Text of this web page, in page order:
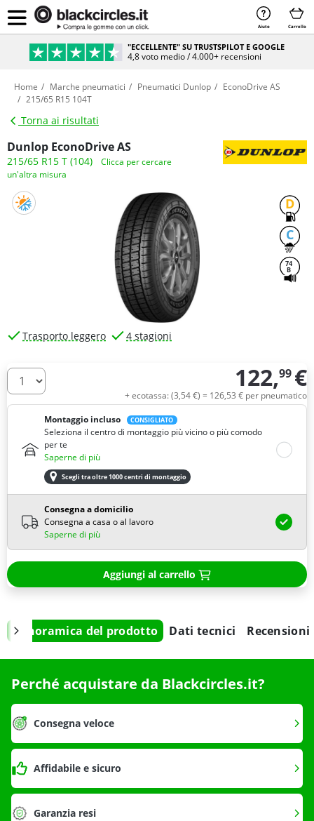
Aiuto Carrello
"ECCELLENTE" SU TRUSTSPILOT E GOOGLE
4,8 voto medio / 4.000+ recensioni
Home Marche pneumatici Pneumatici Dunlop
EconoDrive AS
215/65 R15 104T
Torna ai risultati
Dunlop EconoDrive AS
215/65 R15 T (104)
Clicca per cercare
un'altra misura
D
C
74
B
Trasporto leggero 4 stagioni
Quantità 122,99 €
+ ecotassa: (3,54€) = 126,53 € per pneumatico
Montaggio incluso
CONSIGLIATO
Seleziona il centro di montaggio più vicino o più comodo
per te
Saperne di più
Scegli tra oltre 1000 centri di montaggio
Consegna a domicilio
Consegna a casa o al lavoro
Saperne di più
Aggiungi al carrello
Panoramica del prodotto Dati tecnici Recensioni
Perché acquistare da Blackcircles.it?
Consegna veloce
Affidabile e sicuro
Garanzia resi